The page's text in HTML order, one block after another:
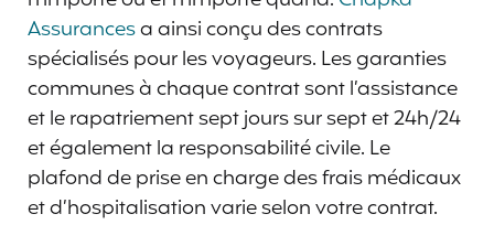
Assurancesa ainsi conçu des contrats
spécialisés pour les voyageurs. Les garanties
communes à chaque contrat sont l’assistance
et le rapatriement sept jours sur sept et 24h/24
et également la responsabilité civile. Le
plafond de prise en charge des frais médicaux
et d’hospitalisation varie selon votre contrat.